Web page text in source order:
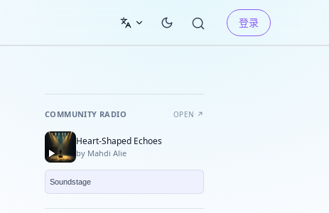
登录
COMMUNITY RADIO OPEN ↗
Heart-Shaped Echoes
by Mahdi Alie